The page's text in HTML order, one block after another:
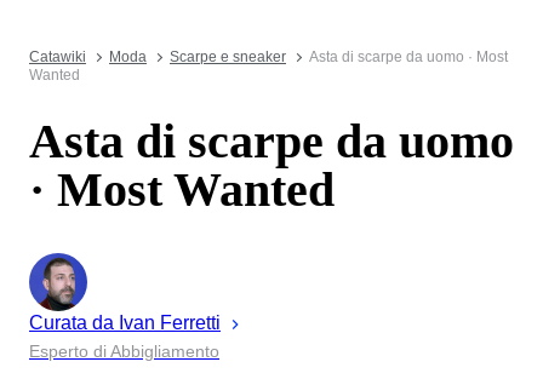
Catawiki Moda Scarpe e sneaker
Asta di scarpe da uomo · Most
Wanted
Asta di scarpe da uomo
· Most Wanted
Curata da Ivan Ferretti
Esperto di Abbigliamento